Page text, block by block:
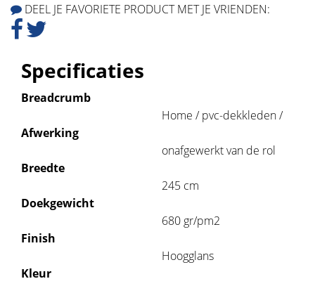
DEEL JE FAVORIETE PRODUCT MET JE VRIENDEN:
Specificaties
Breadcrumb
Home / pvc-dekkleden /
Afwerking
onafgewerkt van de rol
Breedte
245 cm
Doekgewicht
680 gr/pm2
Finish
Hoogglans
Kleur